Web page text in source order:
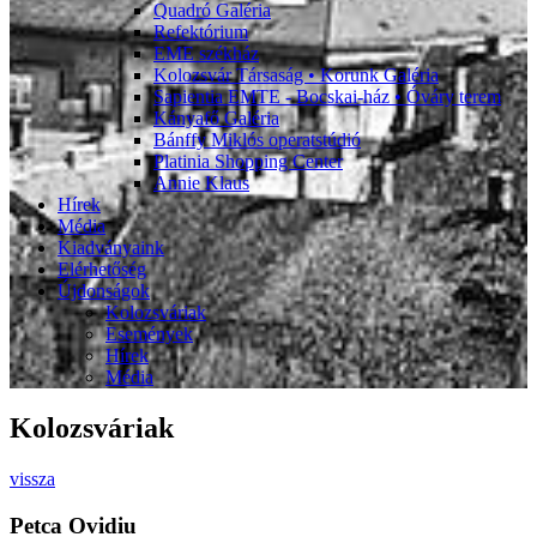
Quadró Galéria
Refektórium
EME székház
Kolozsvár Társaság • Korunk Galéria
Sapientia EMTE - Bocskai-ház • Óváry terem
Kányafő Galéria
Bánffy Miklós operatstúdió
Platinia Shopping Center
Annie Klaus
Hírek
Média
Kiadványaink
Elérhetőség
Újdonságok
Kolozsváriak
Események
Hírek
Média
Kolozsváriak
vissza
Petca Ovidiu